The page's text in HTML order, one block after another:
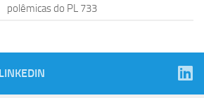
polêmicas do PL 733